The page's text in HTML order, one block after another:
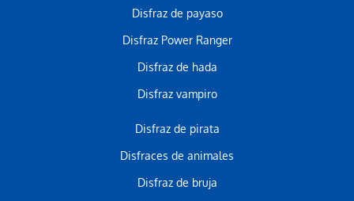
Disfraz de payaso
Disfraz Power Ranger
Disfraz de hada
Disfraz vampiro
Disfraz de pirata
Disfraces de animales
Disfraz de bruja